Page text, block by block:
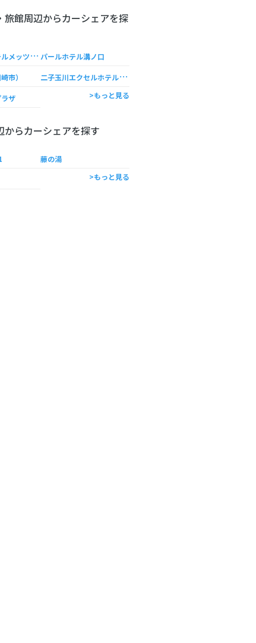
館周辺からカーシェアを探
Ｊ
Ｒ東日本ホテルメッツ溝ノ口 パールホテル溝ノ口
市） 二
子玉川エクセルホテル東急
ザ >もっと見る
からカーシェアを探す
藤の湯
>もっと見る